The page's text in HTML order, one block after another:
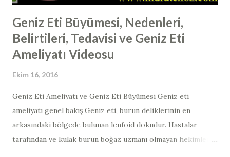
Geniz Eti Büyümesi, Nedenleri,
Belirtileri, Tedavisi ve Geniz Eti
Ameliyatı Videosu
Ekim 16, 2016
Geniz Eti Ameliyatı ve Geniz Eti Büyümesi Geniz eti
ameliyatı genel bakış Geniz eti, burun deliklerinin en
arkasındaki bölgede bulunan lenfoid dokudur. Hastalar
tarafından ve kulak burun boğaz uzmanı olmayan hekimler